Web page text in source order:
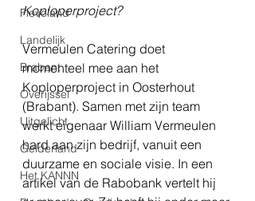
Flevoland
Landelijk
Brabant
Overijssel
Uitgelicht
Gelderland
Het KANNN
Koploperproject?
Vermeulen Catering doet
momenteel mee aan het
Koploperproject in Oosterhout
(Brabant). Samen met zijn team
werkt eigenaar William Vermeulen
hard aan zijn bedrijf, vanuit een
duurzame en sociale visie. In een
artikel van de Rabobank vertelt hij